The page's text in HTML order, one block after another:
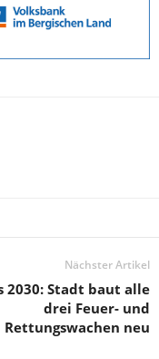
Nächster Artikel
2030: Stadt baut alle
drei Feuer- und
Rettungswachen neu